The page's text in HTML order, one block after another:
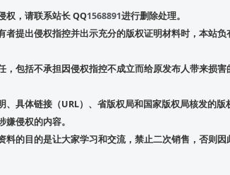
权，请联系站长 QQ1568891进行删除处理。
提出侵权指控并出示充分的版权证明材料时，本站负
包括不承担因侵权指控不成立而给原发布人带来损害
具体链接（URL）、省版权局和国家版权局核发的版
侵权的内容。
的目的是让大家学习和交流，禁止二次销售，否则因